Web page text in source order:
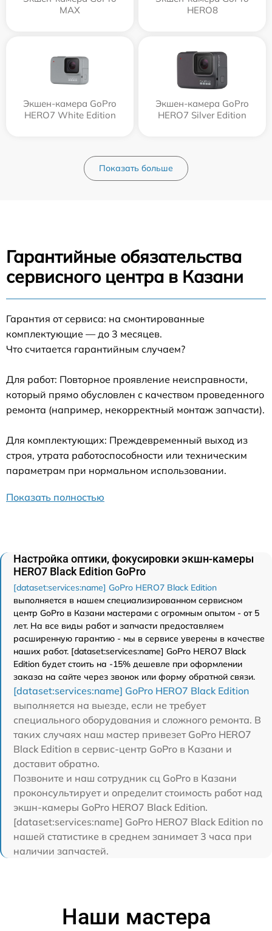
MAX
HERO8
Экшен-камера GoPro
HERO7 White Edition
Экшен-камера GoPro
HERO7 Silver Edition
Показать больше
Гарантийные обязательства
сервисного центра в Казани
Гарантия от сервиса: на смонтированные
комплектующие — до 3 месяцев.
Что считается гарантийным случаем?
Для работ: Повторное проявление неисправности,
который прямо обусловлен с качеством проведенного
ремонта (например, некорректный монтаж запчасти).
Для комплектующих: Преждевременный выход из
строя, утрата работоспособности или техническим
параметрам при нормальном использовании.
Показать полностью
Настройка оптики, фокусировки экшн-камеры
HERO7 Black Edition GoPro
[dataset:services:name] GoPro HERO7 Black Edition
выполняется в нашем специализированном сервисном
центр GoPro в Казани мастерами с огромным опытом - от 5
лет. На все виды работ и запчасти предоставляем
расширенную гарантию - мы в сервисе уверены в качестве
наших работ. [dataset:services:name] GoPro HERO7 Black
Edition будет стоить на -15% дешевле при оформлении
заказа на сайте через звонок или форму обратной связи.
[dataset:services:name] GoPro HERO7 Black Edition
выполняется на выезде, если не требует
специального оборудования и сложного ремонта. В
таких случаях наш мастер привезет GoPro HERO7
Black Edition в сервис-центр GoPro в Казани и
доставит обратно.
Позвоните и наш сотрудник сц GoPro в Казани
проконсультирует и определит стоимость работ над
экшн-камеры GoPro HERO7 Black Edition.
[dataset:services:name] GoPro HERO7 Black Edition по
нашей статистике в среднем занимает 3 часа при
наличии запчастей.
Наши мастера